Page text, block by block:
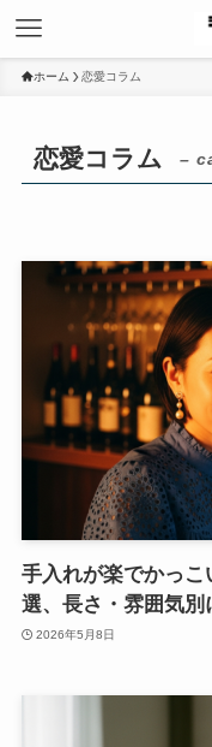
ホーム 恋愛コラム
恋愛コラム –
手入れが楽でかっこ
選、長さ・雰囲気別
2026年5月8日